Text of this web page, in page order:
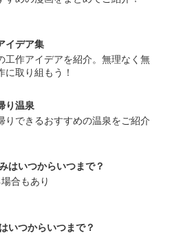
イデア集
工作アイデアを紹介。無理なく無
取り組もう！
り温泉
りできるおすすめの温泉をご紹介
はいつからいつまで？
合もあり
いつからいつまで？